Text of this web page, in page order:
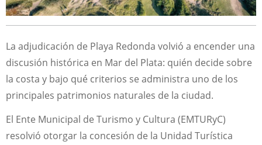
La adjudicación de Playa Redonda volvió a encender una
discusión histórica en Mar del Plata: quién decide sobre
la costa y bajo qué criterios se administra uno de los
principales patrimonios naturales de la ciudad.
El Ente Municipal de Turismo y Cultura (EMTURyC)
resolvió otorgar la concesión de la Unidad Turística